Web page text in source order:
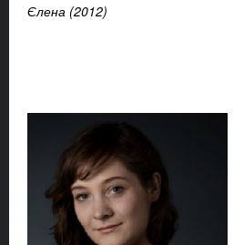
Єлена (2012)